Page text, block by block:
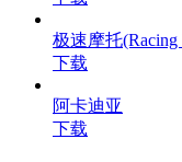
极速摩托(Racing
下载
阿卡迪亚
下载